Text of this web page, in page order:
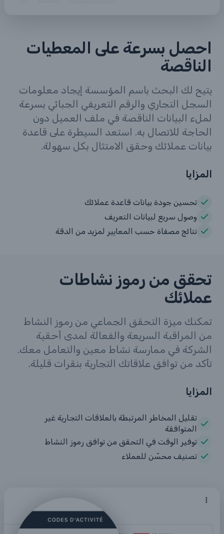
احصل بسرعة على المعطيات
الناقصة
يتيح لك البحث باسم المؤسسة إيجاد معلومات
السجل التجاري والرقم التعريفي الجبائي بسرعة
لملء البيانات الناقصة في ملف العميل دون
الحاجة للاتصال به. استعد السيطرة على قاعدة
بيانات عملائك وحقق الامتثال بكل سهولة.
المزايا
تحسين جودة بيانات قاعدة عملائك
وصول سريع لبيانات التعريف
نتائج مصفاة حسب المعايير لمزيد من الدقة
تحقق من رموز نشاطات
عملائك
تمكنك ميزة التحقق الجماعي من رموز النشاط
من المراقبة السريعة والفعالة لمدى أحقية
الشركة في ممارسة نشاط معين والتعامل معك.
تأكد من توافق علاقاتك التجارية بنقرات قليلة.
المزايا
تقليل المخاطر المرتبطة بالعلاقات التجارية غير
المتوافقة
توفير الوقت في التحقق من توافق رموز النشاط
تصنيف محسّن للعملاء